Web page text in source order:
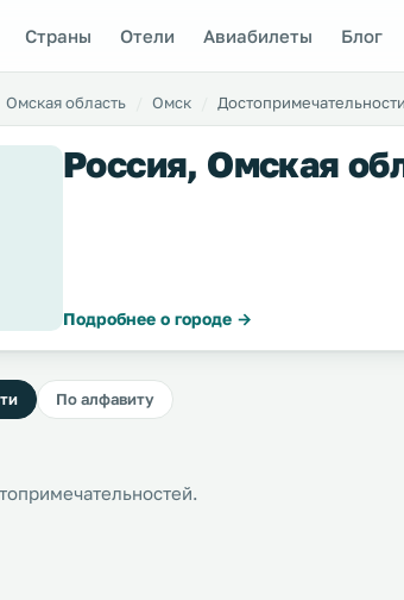
Страны Отели Авиабилеты Блог
Омская область Омск Достопримечательности
Россия, Омская
Подробнее о городе →
По алфавиту